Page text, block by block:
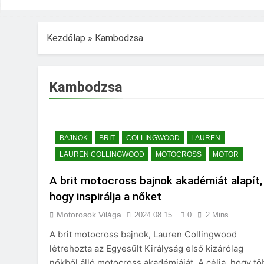
Kezdőlap » Kambodzsa
Kambodzsa
BAJNOK BRIT COLLINGWOOD
LAUREN
LAUREN COLLINGWOOD
MOTOCROSS MOTOR
A brit motocross bajnok akadémiát alapít,
hogy inspirálja a nőket
Motorosok Világa 2024.08.15. 0 2 Mins
A brit motocross bajnok, Lauren Collingwood
létrehozta az Egyesült Királyság első kizárólag